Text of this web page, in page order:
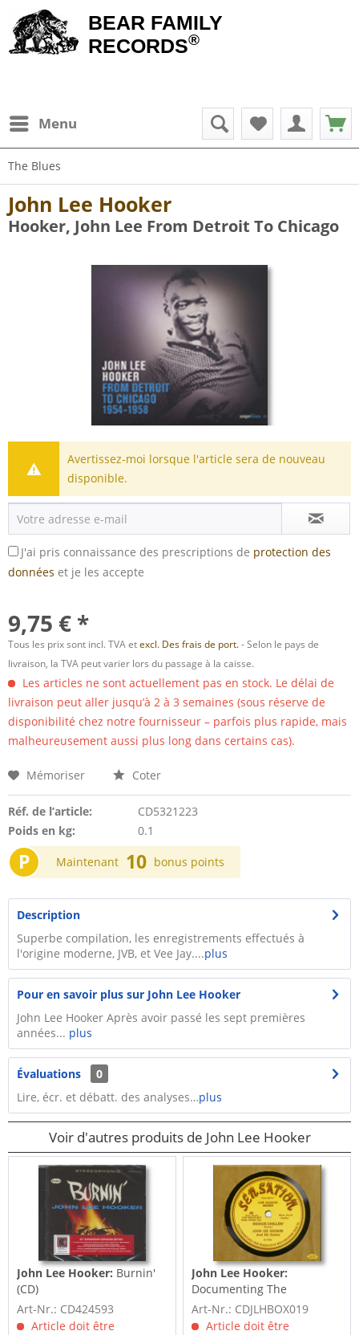
BEAR FAMILY
RECORDS®
Menu
The Blues
John Lee Hooker
Hooker, John Lee From Detroit To Chicago
Avertissez-moi lorsque l'article sera de nouveau
disponible.
J'ai pris connaissance des prescriptions de protection des
données et je les accepte
9,75 € *
Tous les prix sont incl. TVA etexcl. Des frais de port.- Selon le pays de
livraison, la TVA peut varier lors du passage à la caisse.
Les articles ne sont actuellement pas en stock. Le délai de
livraison peut aller jusqu’à 2 à 3 semaines (sous réserve de
disponibilité chez notre fournisseur – parfois plus rapide, mais
malheureusement aussi plus long dans certains cas).
Mémoriser Coter
Réf. de l’article:
CD5321223
Poids en kg:
0.1
P Maintenant 10 bonus points
Description
Superbe compilation, les enregistrements effectués à
l'origine moderne, JVB, et Vee Jay....plus
Pour en savoir plus sur John Lee Hooker
John Lee Hooker Après avoir passé les sept premières
années... plus
Évaluations
0
Lire, écr. et débatt. des analyses…plus
Voir d'autres produits de John Lee Hooker
John Lee Hooker: Burnin'
(CD)
Art-Nr.: CD424593
Article doit être
John Lee Hooker:
Documenting The
Sensation Recordings 1948-
52...
Art-Nr.: CDJLHBOX019
Article doit être